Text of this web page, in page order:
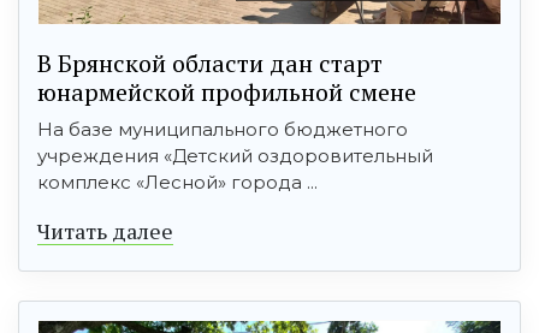
В Брянской области дан старт
юнармейской профильной смене
На базе муниципального бюджетного
учреждения «Детский оздоровительный
комплекс «Лесной» города ...
Читать далее